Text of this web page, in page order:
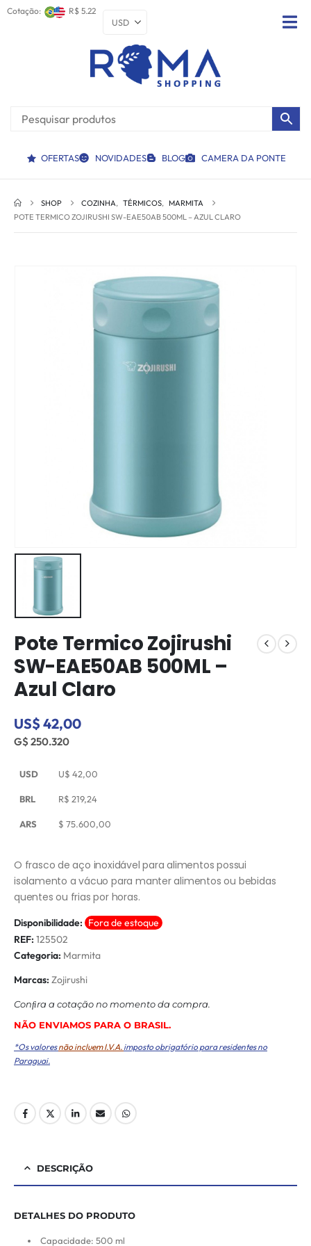
Cotação: R$ 5.22
OFERTAS NOVIDADES BLOG CAMERA DA PONTE
SHOP COZINHA, TÉRMICOS, MARMITA
POTE TERMICO ZOJIRUSHI SW-EAE50AB 500ML – AZUL CLARO
Pote Termico Zojirushi
SW-EAE50AB 500ML –
Azul Claro
US$ 42,00
G$ 250.320
USD U$ 42,00
BRL R$ 219,24
ARS $ 75.600,00
O frasco de aço inoxidável para alimentos possui
isolamento a vácuo para manter alimentos ou bebidas
quentes ou frias por horas.
Disponibilidade: Fora de estoque
REF: 125502
Categoria: Marmita
Marcas: Zojirushi
Conﬁra a cotação no momento da compra.
NÃO ENVIAMOS PARA O BRASIL.
*Os valoresnão incluem I.V.A. imposto obrigatório para residentes no
Paraguai.
DESCRIÇÃO
DETALHES DO PRODUTO
Capacidade: 500 ml